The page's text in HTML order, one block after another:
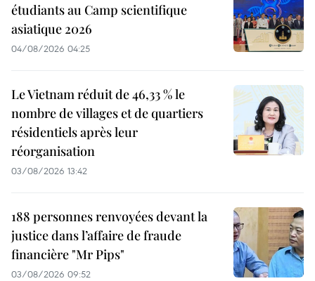
étudiants au Camp scientifique
asiatique 2026
04/08/2026 04:25
Le Vietnam réduit de 46,33 % le
nombre de villages et de quartiers
résidentiels après leur
réorganisation
03/08/2026 13:42
188 personnes renvoyées devant la
justice dans l’affaire de fraude
financière "Mr Pips"
03/08/2026 09:52